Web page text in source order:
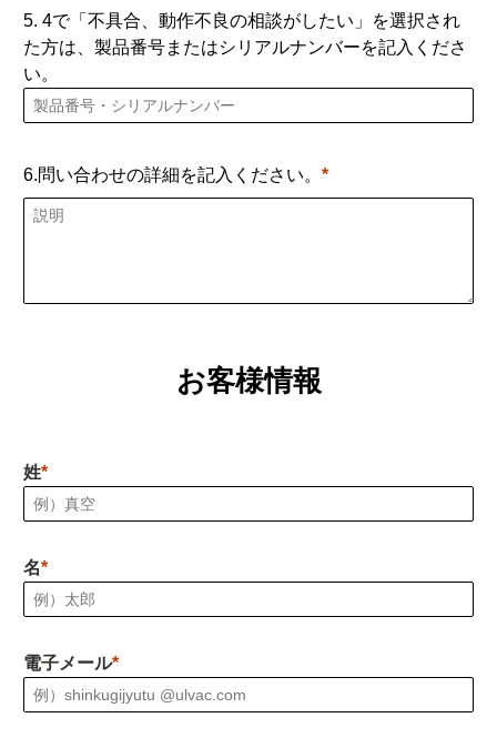
5. 4で「不具合、動作不良の相談がしたい」を選択され
た方は、製品番号またはシリアルナンバーを記入くださ
い。
6.問い合わせの詳細を記入ください。
お客様情報
姓
名
電子メール